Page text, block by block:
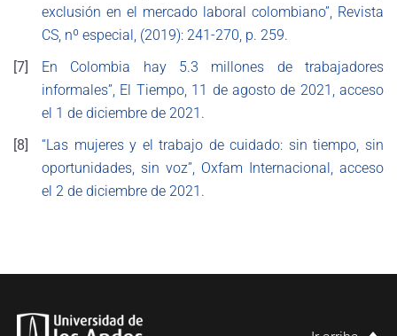
exclusión en el mercado laboral colombiano”, Revista
CS, nº especial, (2019): 241-270, p. 259.
[7]
En Colombia hay 5.3 millones de trabajadores
informales”, El Tiempo, 11 de agosto de 2021, acceso
el 1 de diciembre de 2021.
[8]
“Las mujeres y el trabajo de cuidado: sin tiempo, sin
oportunidades, sin voz”, Oxfam Internacional, acceso
el 2 de diciembre de 2021.